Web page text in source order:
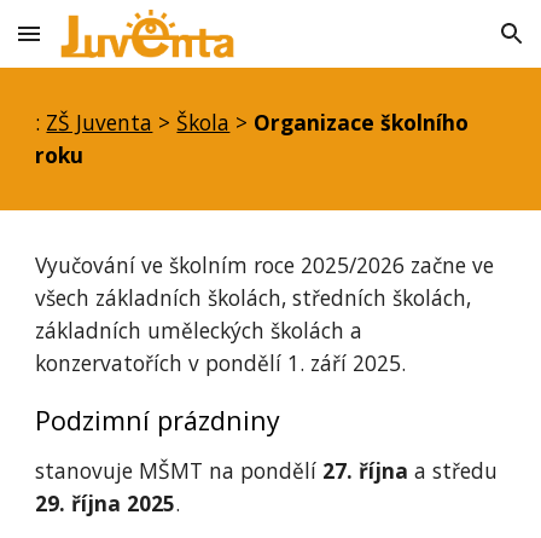
Skip to main content Skip to navigation
: ZŠ Juventa > Škola > Organizace školního
roku
Vyučování ve školním roce 2025/2026 začne ve
všech základních školách, středních školách,
základních uměleckých školách a
konzervatořích v pondělí 1. září 2025.
Podzimní prázdniny
stanovuje MŠMT na pondělí 27. října a středu
29. října 2025.